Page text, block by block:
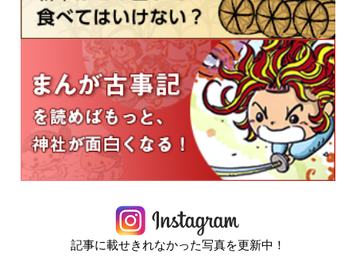
記事に載せきれなかった写真を更新中！